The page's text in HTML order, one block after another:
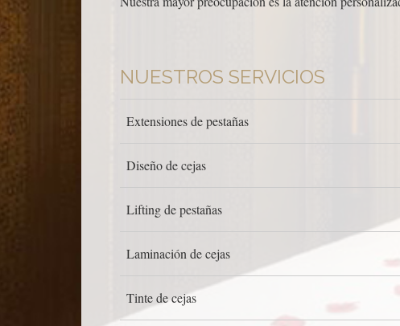
NUESTROS SERVICIOS
Extensiones de pestañas
Diseño de cejas
Lifting de pestañas
Laminación de cejas
Tinte de cejas